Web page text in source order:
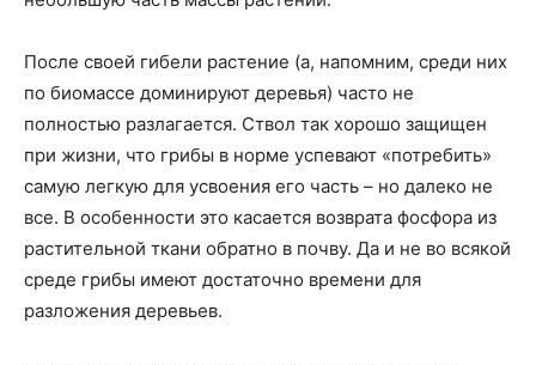
После своей гибели растение (а, напомним, среди них
по биомассе доминируют деревья) часто не
полностью разлагается. Ствол так хорошо защищен
при жизни, что грибы в норме успевают «потребить»
самую легкую для усвоения его часть – но далеко не
все. В особенности это касается возврата фосфора из
растительной ткани обратно в почву. Да и не во всякой
среде грибы имеют достаточно времени для
разложения деревьев.